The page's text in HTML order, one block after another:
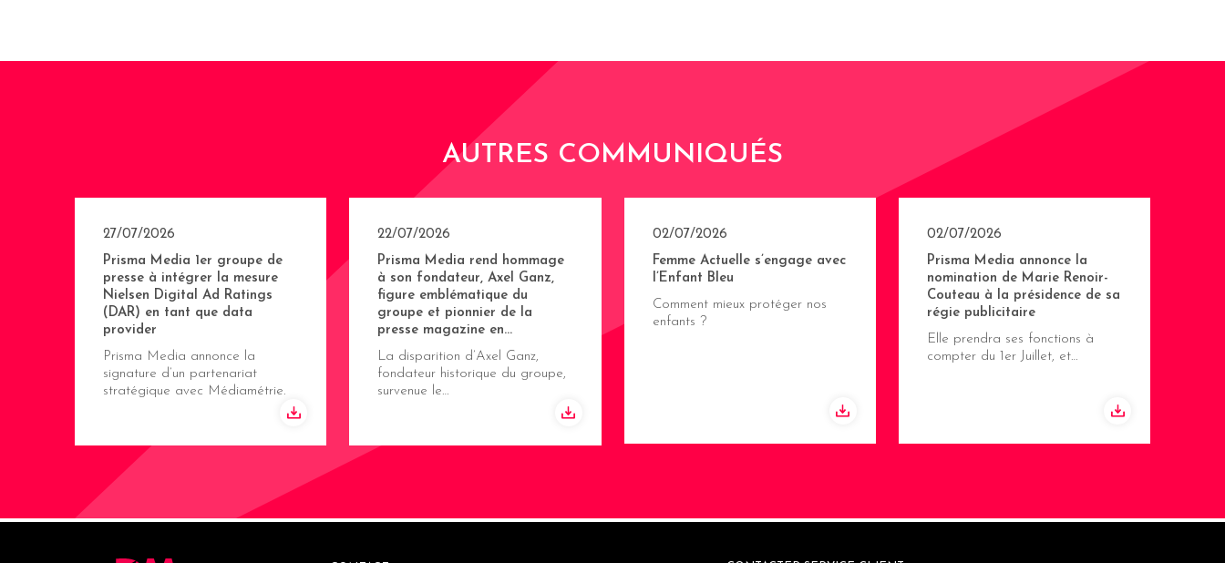
AUTRES COMMUNIQUÉS
27/07/2026
Prisma Media 1er groupe de
presse à intégrer la mesure
Nielsen Digital Ad Ratings
(DAR) en tant que data
provider
Prisma Media annonce la
signature d’un partenariat
stratégique avec Médiamétrie.
22/07/2026
Prisma Media rend hommage
à son fondateur, Axel Ganz,
figure emblématique du
groupe et pionnier de la
presse magazine en…
La disparition d’Axel Ganz,
fondateur historique du groupe,
survenue le…
02/07/2026
Femme Actuelle s’engage avec
l’Enfant Bleu
Comment mieux protéger nos
enfants ?
02/07/2026
Prisma Media annonce la
nomination de Marie Renoir-
Couteau à la présidence de sa
régie publicitaire
Elle prendra ses fonctions à
compter du 1er Juillet, et…